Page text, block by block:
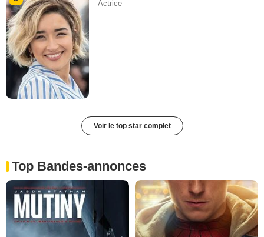
Actrice
Voir le top star complet
Top Bandes-annonces